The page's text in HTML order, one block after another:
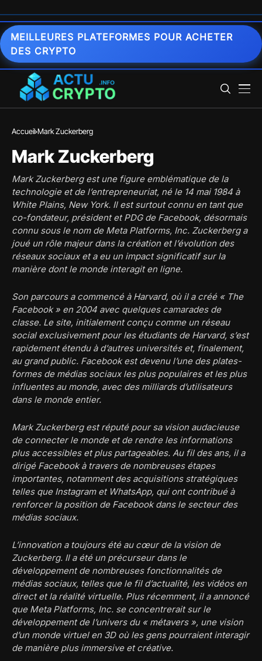
MEILLEURES PLATEFORMES POUR ACHETER
DES CRYPTO
Accueil Mark Zuckerberg
Mark Zuckerberg
Mark Zuckerberg est une figure emblématique de la
technologie et de l’entrepreneuriat, né le 14 mai 1984 à
White Plains, New York. Il est surtout connu en tant que
co-fondateur, président et PDG de Facebook, désormais
connu sous le nom de Meta Platforms, Inc. Zuckerberg a
joué un rôle majeur dans la création et l’évolution des
réseaux sociaux et a eu un impact significatif sur la
manière dont le monde interagit en ligne.
Son parcours a commencé à Harvard, où il a créé « The
Facebook » en 2004 avec quelques camarades de
classe. Le site, initialement conçu comme un réseau
social exclusivement pour les étudiants de Harvard, s’est
rapidement étendu à d’autres universités et, finalement,
au grand public. Facebook est devenu l’une des plates-
formes de médias sociaux les plus populaires et les plus
influentes au monde, avec des milliards d’utilisateurs
dans le monde entier.
Mark Zuckerberg est réputé pour sa vision audacieuse
de connecter le monde et de rendre les informations
plus accessibles et plus partageables. Au fil des ans, il a
dirigé Facebook à travers de nombreuses étapes
importantes, notamment des acquisitions stratégiques
telles que Instagram et WhatsApp, qui ont contribué à
renforcer la position de Facebook dans le secteur des
médias sociaux.
L’innovation a toujours été au cœur de la vision de
Zuckerberg. Il a été un précurseur dans le
développement de nombreuses fonctionnalités de
médias sociaux, telles que le fil d’actualité, les vidéos en
direct et la réalité virtuelle. Plus récemment, il a annoncé
que Meta Platforms, Inc. se concentrerait sur le
développement de l’univers du « métavers », une vision
d’un monde virtuel en 3D où les gens pourraient interagir
de manière plus immersive et créative.